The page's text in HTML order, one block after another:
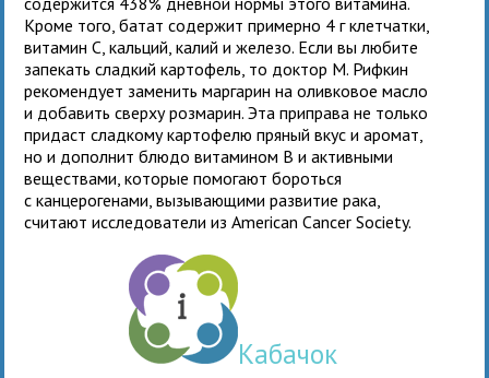
Кроме того, батат содержит примерно 4 г клетчатки,
витамин С, кальций, калий и железо. Если вы любите
запекать сладкий картофель, то доктор М. Рифкин
рекомендует заменить маргарин на оливковое масло
и добавить сверху розмарин. Эта приправа не только
придаст сладкому картофелю пряный вкус и аромат,
но и дополнит блюдо витамином В и активными
веществами, которые помогают бороться
с канцерогенами, вызывающими развитие рака,
считают исследователи из American Cancer Society.
Кабачок